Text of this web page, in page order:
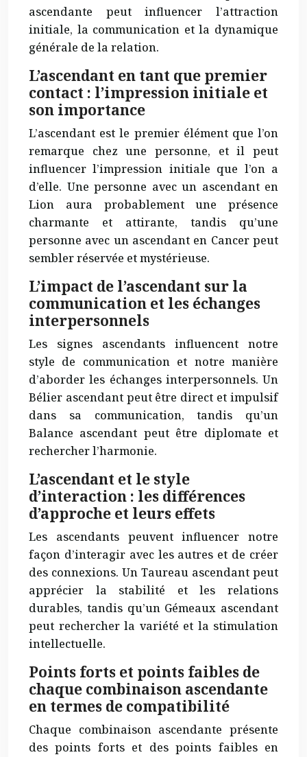
ascendante peut influencer l’attraction
initiale, la communication et la dynamique
générale de la relation.
L’ascendant en tant que premier
contact : l’impression initiale et
son importance
L’ascendant est le premier élément que l’on
remarque chez une personne, et il peut
influencer l’impression initiale que l’on a
d’elle. Une personne avec un ascendant en
Lion aura probablement une présence
charmante et attirante, tandis qu’une
personne avec un ascendant en Cancer peut
sembler réservée et mystérieuse.
L’impact de l’ascendant sur la
communication et les échanges
interpersonnels
Les signes ascendants influencent notre
style de communication et notre manière
d’aborder les échanges interpersonnels. Un
Bélier ascendant peut être direct et impulsif
dans sa communication, tandis qu’un
Balance ascendant peut être diplomate et
rechercher l’harmonie.
L’ascendant et le style
d’interaction : les différences
d’approche et leurs effets
Les ascendants peuvent influencer notre
façon d’interagir avec les autres et de créer
des connexions. Un Taureau ascendant peut
apprécier la stabilité et les relations
durables, tandis qu’un Gémeaux ascendant
peut rechercher la variété et la stimulation
intellectuelle.
Points forts et points faibles de
chaque combinaison ascendante
en termes de compatibilité
Chaque combinaison ascendante présente
des points forts et des points faibles en